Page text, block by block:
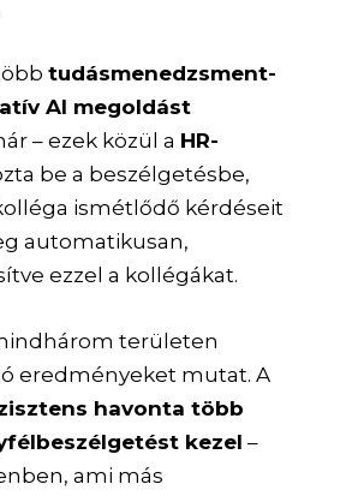
tudásmenedzsment-
AI megoldást
– ezek közül a HR-
be a beszélgetésbe,
ismétlődő kérdéseit
automatikusan,
ezzel a kollégákat.
területen
eredményeket mutat. A
havonta több
kezel –
ami más